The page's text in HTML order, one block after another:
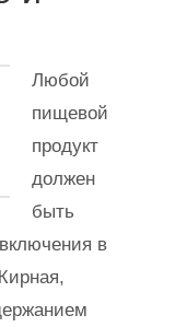
Любой
пищевой
продукт
должен
быть
в